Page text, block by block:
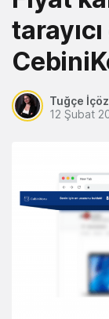
Tuğçe
12 Şubat